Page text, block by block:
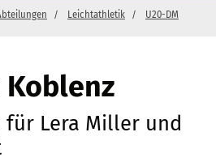
Leichtathletik U20-DM
Koblenz
für Lera Miller und